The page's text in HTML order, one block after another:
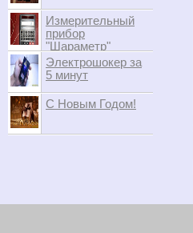
Измерительный
прибор
"Шараметр"
Электрошокер за
5 минут
С Новым Годом!